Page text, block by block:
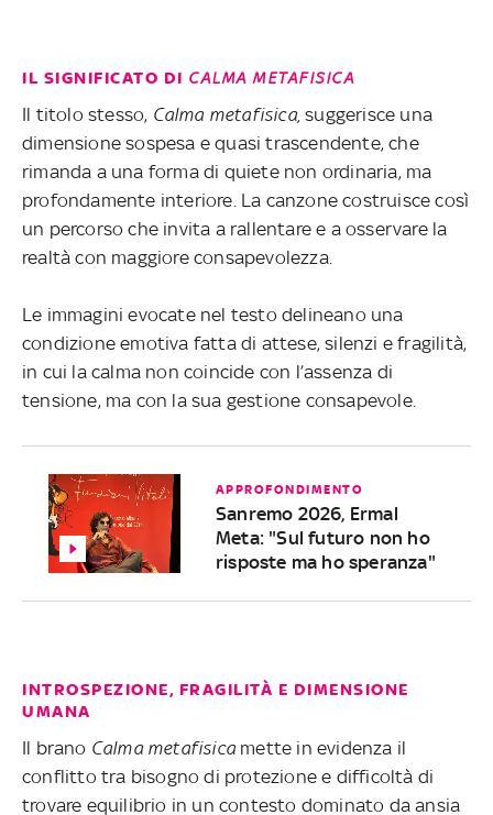
IL SIGNIFICATO DI CALMA METAFISICA
Il titolo stesso, Calma metafisica,suggerisce una
dimensione sospesa e quasi trascendente, che
rimanda a una forma di quiete non ordinaria, ma
profondamente interiore. La canzone costruisce così
un percorso che invita a rallentare e a osservare la
realtà con maggiore consapevolezza.
Le immagini evocate nel testo delineano una
condizione emotiva fatta di attese, silenzi e fragilità,
in cui la calma non coincide con l’assenza di
tensione, ma con la sua gestione consapevole.
APPROFONDIMENTO
Sanremo 2026, Ermal
Meta: "Sul futuro non ho
risposte ma ho speranza"
INTROSPEZIONE, FRAGILITÀ E DIMENSIONE
UMANA
Il brano Calma metafisica mette in evidenza il
conflitto tra bisogno di protezione e difficoltà di
trovare equilibrio in un contesto dominato da ansia